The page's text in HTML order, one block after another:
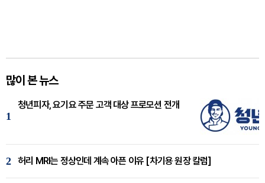
많이 본 뉴스
1
청년피자, 요기요 주문 고객 대상 프로모션 전개
2 허리 MRI는 정상인데 계속 아픈 이유 [차기용 원장 칼럼]